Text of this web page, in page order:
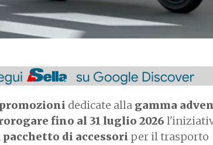
promozioni dedicate alla gamma
fino al 31 luglio 2026
pacchetto di accessori per il trasporto